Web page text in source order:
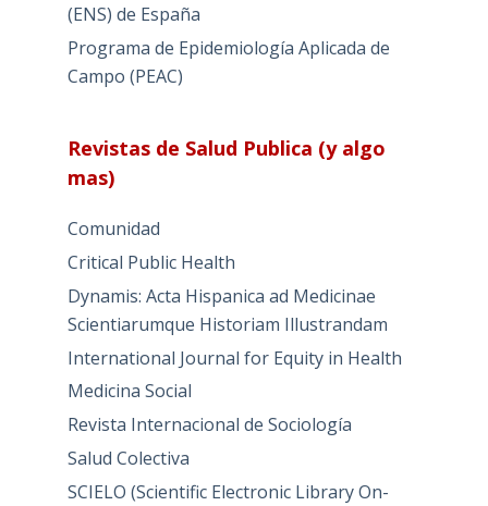
(ENS) de España
Programa de Epidemiología Aplicada de
Campo (PEAC)
Revistas de Salud Publica (y algo
mas)
Comunidad
Critical Public Health
Dynamis: Acta Hispanica ad Medicinae
Scientiarumque Historiam Illustrandam
International Journal for Equity in Health
Medicina Social
Revista Internacional de Sociología
Salud Colectiva
SCIELO (Scientific Electronic Library On-